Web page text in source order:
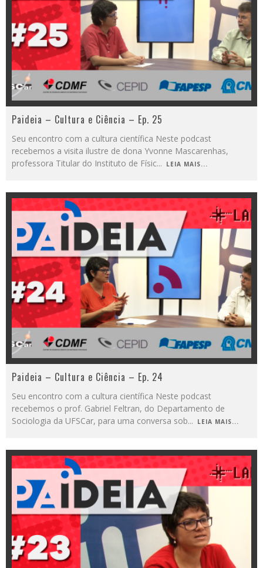
Paideia – Cultura e Ciência – Ep. 25
Seu encontro com a cultura científica Neste podcast
recebemos a visita ilustre de dona Yvonne Mascarenhas,
professora Titular do Instituto de Físic... LEIA MAIS...
Paideia – Cultura e Ciência – Ep. 24
Seu encontro com a cultura científica Neste podcast
recebemos o prof. Gabriel Feltran, do Departamento de
Sociologia da UFSCar, para uma conversa sob... LEIA MAIS...